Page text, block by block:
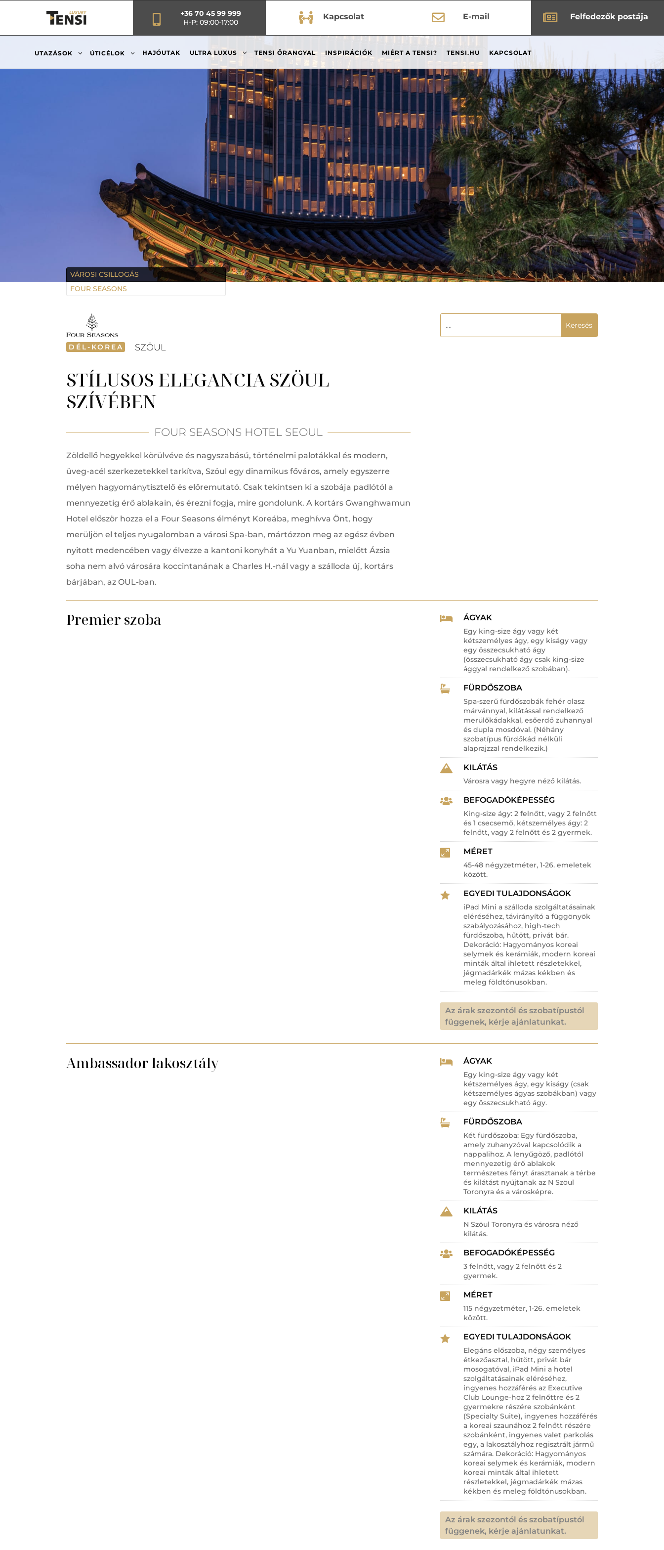
+36 70 45 99 999
H-P: 09:00-17:00
 Kapcsolat  Felfedezők postája
 E-mail
UTAZÁSOK 3 ÚTICÉLOK 3 HAJÓUTAK ULTRA LUXUS 3 TENSI ŐRANGYAL INSPIRÁCIÓK MIÉRT A TENSI? TENSI.HU KAPCSOLAT
VÁROSI CSILLOGÁS
FOUR SEASONS
DÉL-KOREA SZÖUL
STÍLUSOS ELEGANCIA SZÖUL
SZÍVÉBEN
FOUR SEASONS HOTEL SEOUL
Zöldellő hegyekkel körülvéve és nagyszabású, történelmi palotákkal és modern,
üveg-acél szerkezetekkel tarkítva, Szöul egy dinamikus főváros, amely egyszerre
mélyen hagyománytisztelő és előremutató. Csak tekintsen ki a szobája padlótól a
mennyezetig érő ablakain, és érezni fogja, mire gondolunk. A kortárs Gwanghwamun
Hotel először hozza el a Four Seasons élményt Koreába, meghívva Önt, hogy
merüljön el teljes nyugalomban a városi Spa-ban, mártózzon meg az egész évben
nyitott medencében vagy élvezze a kantoni konyhát a Yu Yuanban, mielőtt Ázsia
soha nem alvó városára koccintanának a Charles H.-nál vagy a szálloda új, kortárs
bárjában, az OUL-ban.
Premier szoba  ÁGYAK
Egy king-size ágy vagy két
kétszemélyes ágy, egy kiságy vagy
egy összecsukható ágy
(összecsukható ágy csak king-size
ággyal rendelkező szobában).
 FÜRDŐSZOBA
Spa-szerű fürdőszobák fehér olasz
márvánnyal, kilátással rendelkező
merülőkádakkal, esőerdő zuhannyal
és dupla mosdóval. (Néhány
szobatípus fürdőkád nélküli
alaprajzzal rendelkezik.)
 KILÁTÁS
Városra vagy hegyre néző kilátás.
 BEFOGADÓKÉPESSÉG
King-size ágy: 2 felnőtt, vagy 2 felnőtt
és 1 csecsemő, kétszemélyes ágy: 2
felnőtt, vagy 2 felnőtt és 2 gyermek.
 MÉRET
45-48 négyzetméter, 1-26. emeletek
között.
 EGYEDI TULAJDONSÁGOK
iPad Mini a szálloda szolgáltatásainak
eléréséhez, távirányító a függönyök
szabályozásához, high-tech
fürdőszoba, hűtött, privát bár.
Dekoráció: Hagyományos koreai
selymek és kerámiák, modern koreai
minták által ihletett részletekkel,
jégmadárkék mázas kékben és
meleg földtónusokban.
Az árak szezontól és szobatípustól
függenek, kérje ajánlatunkat.
Ambassador lakosztály  ÁGYAK
Egy king-size ágy vagy két
kétszemélyes ágy, egy kiságy (csak
kétszemélyes ágyas szobákban) vagy
egy összecsukható ágy.
 FÜRDŐSZOBA
Két fürdőszoba: Egy fürdőszoba,
amely zuhanyzóval kapcsolódik a
nappalihoz. A lenyűgöző, padlótól
mennyezetig érő ablakok
természetes fényt árasztanak a térbe
és kilátást nyújtanak az N Szöul
Toronyra és a városképre.
 KILÁTÁS
N Szöul Toronyra és városra néző
kilátás.
 BEFOGADÓKÉPESSÉG
3 felnőtt, vagy 2 felnőtt és 2
gyermek.
 MÉRET
115 négyzetméter, 1-26. emeletek
között.
 EGYEDI TULAJDONSÁGOK
Elegáns előszoba, négy személyes
étkezőasztal, hűtött, privát bár
mosogatóval, iPad Mini a hotel
szolgáltatásainak eléréséhez,
ingyenes hozzáférés az Executive
Club Lounge-hoz 2 felnőttre és 2
gyermekre részére szobánként
(Specialty Suite), ingyenes hozzáférés
a koreai szaunához 2 felnőtt részére
szobánként, ingyenes valet parkolás
egy, a lakosztályhoz regisztrált jármű
számára. Dekoráció: Hagyományos
koreai selymek és kerámiák, modern
koreai minták által ihletett
részletekkel, jégmadárkék mázas
kékben és meleg földtónusokban.
Az árak szezontól és szobatípustól
függenek, kérje ajánlatunkat.